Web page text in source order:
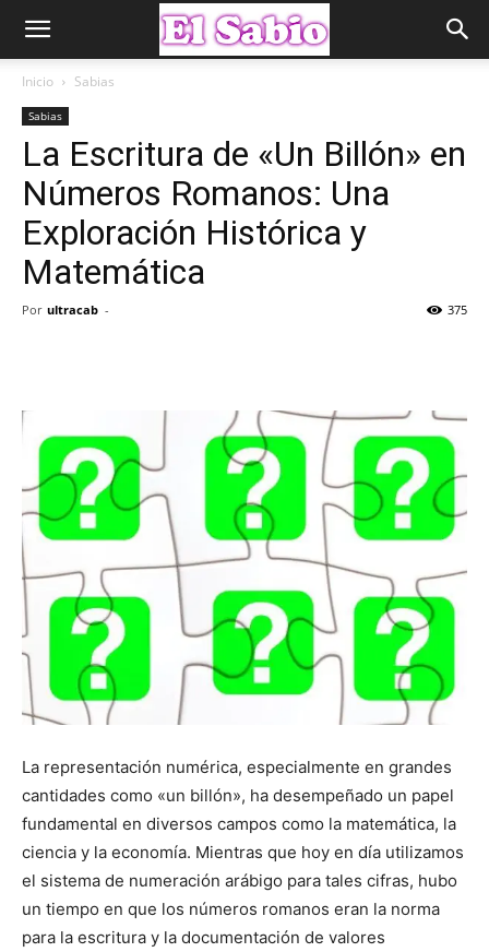
Inicio Sabias
Sabias
La Escritura de «Un Billón» en
Números Romanos: Una
Exploración Histórica y
Matemática
Por ultracab - 375
La representación numérica, especialmente en grandes
cantidades como «un billón», ha desempeñado un papel
fundamental en diversos campos como la matemática, la
ciencia y la economía. Mientras que hoy en día utilizamos
el sistema de numeración arábigo para tales cifras, hubo
un tiempo en que los números romanos eran la norma
para la escritura y la documentación de valores